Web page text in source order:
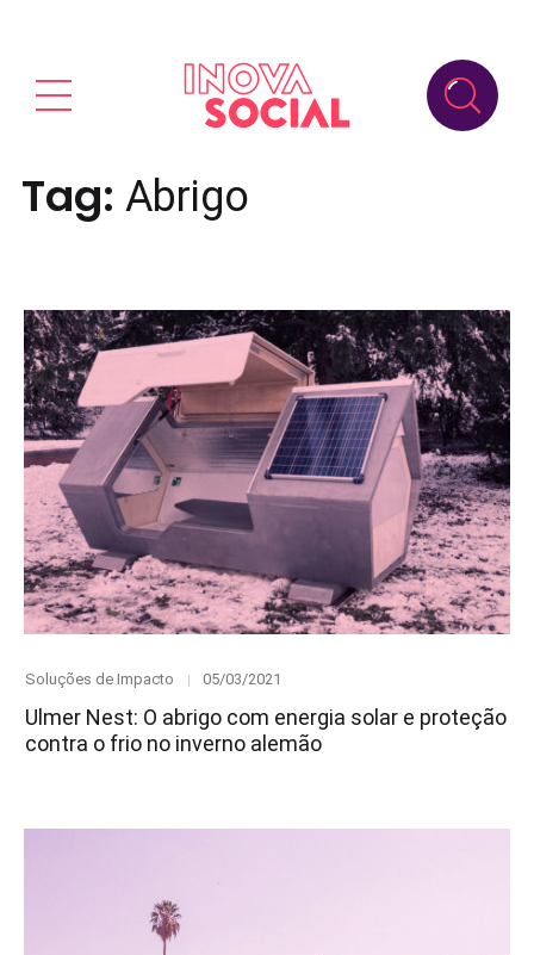
Tag: Abrigo
Category
Soluções de Impacto
Posted
05/03/2021
Ulmer Nest: O abrigo com energia solar e proteção
contra o frio no inverno alemão